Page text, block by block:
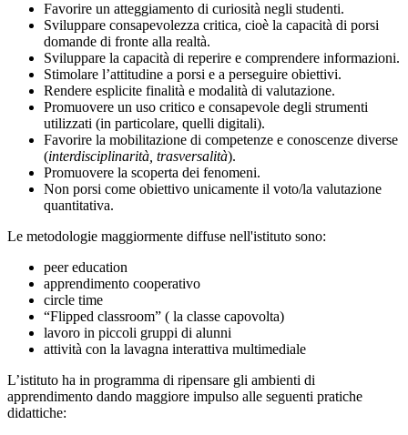
Favorire un atteggiamento di curiosità negli studenti.
Sviluppare consapevolezza critica, cioè la capacità di porsi
domande di fronte alla realtà.
Sviluppare la capacità di reperire e comprendere informazioni.
Stimolare l’attitudine a porsi e a perseguire obiettivi.
Rendere esplicite finalità e modalità di valutazione.
Promuovere un uso critico e consapevole degli strumenti
utilizzati (in particolare, quelli digitali).
Favorire la mobilitazione di competenze e conoscenze diverse
(interdisciplinarità, trasversalità).
Promuovere la scoperta dei fenomeni.
Non porsi come obiettivo unicamente il voto/la valutazione
quantitativa.
Le metodologie maggiormente diffuse nell'istituto sono:
peer education
apprendimento cooperativo
circle time
“Flipped classroom” ( la classe capovolta)
lavoro in piccoli gruppi di alunni
attività con la lavagna interattiva multimediale
L’istituto ha in programma di ripensare gli ambienti di
apprendimento dando maggiore impulso alle seguenti pratiche
didattiche: